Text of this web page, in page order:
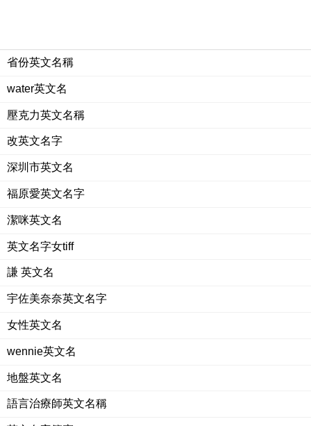
省份英文名稱
water英文名
壓克力英文名稱
改英文名字
深圳市英文名
福原愛英文名字
潔咪英文名
英文名字女tiff
謙 英文名
宇佐美奈奈英文名字
女性英文名
wennie英文名
地盤英文名
語言治療師英文名稱